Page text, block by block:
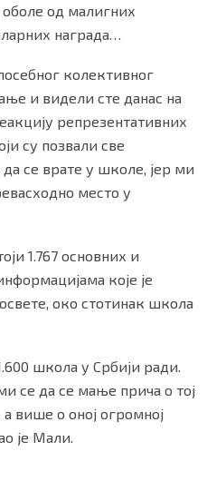
од малигних
награда…
колективног
и видели сте данас на
репрезентативних
су позвали све
се врате у школе, јер ми
место у
1.767 основних и
које је
око стотинак школа
школа у Србији ради.
се да се мање прича о тој
више о оној огромној
је Мали.